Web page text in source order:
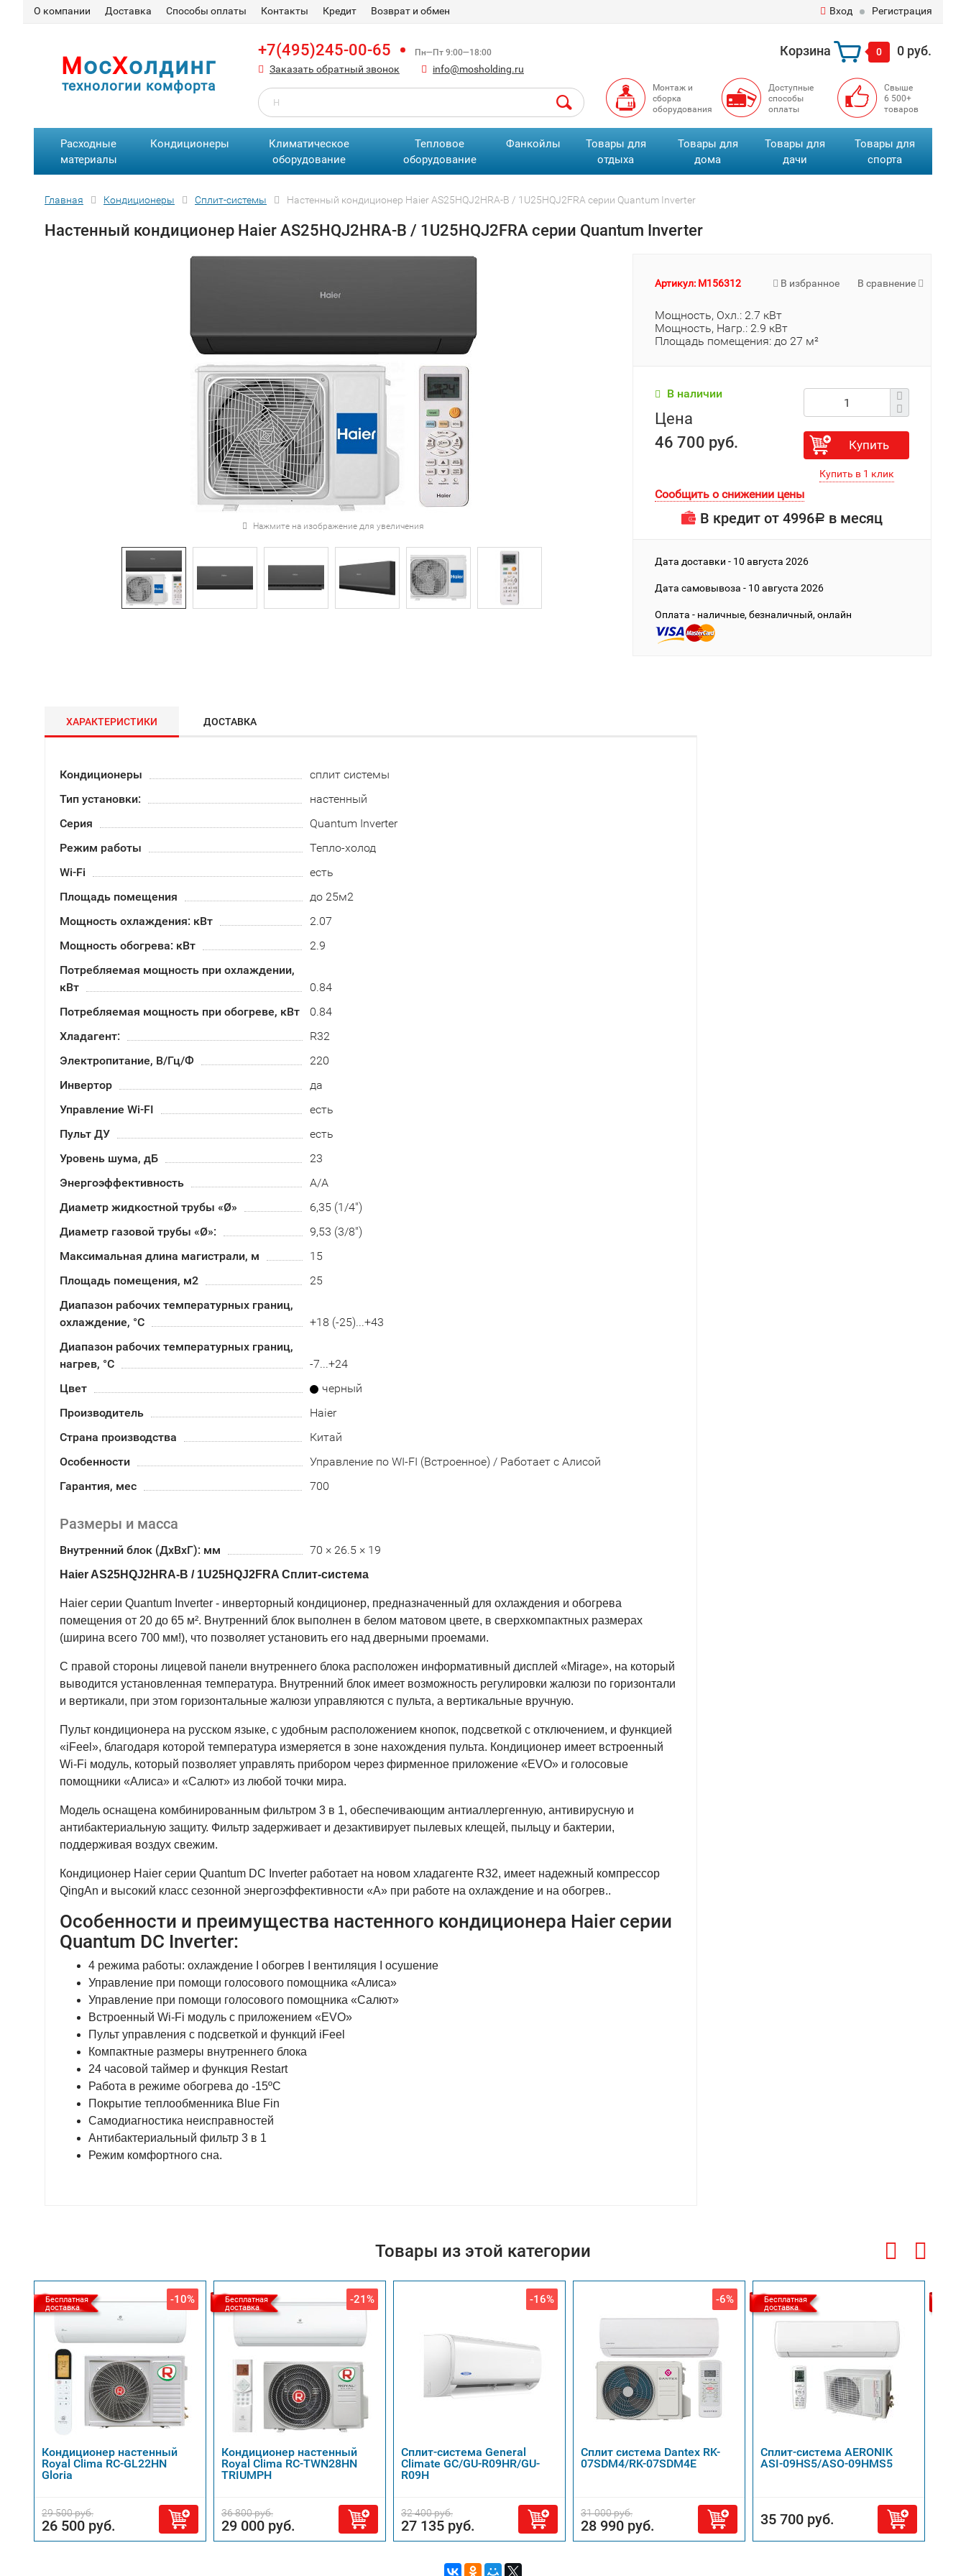
О компании Доставка Способы оплаты Контакты Кредит Возврат и обмен Вход Регистрация
МосХолдинг
технологии комфорта
+7(495)245-00-65 Пн—Пт 9:00—18:00
Заказать обратный звонок info@mosholding.ru
Корзина 0 0 руб.
Монтаж и
сборка
оборудования
Доступные
способы
оплаты
Свыше
6 500+
товаров
Расходные
материалы
Кондиционеры
Климатическое
оборудование
Тепловое
оборудование
Фанкойлы
Товары для
отдыха
Товары для
дома
Товары для
дачи
Товары для
спорта
Главная Кондиционеры Сплит-сиcтемы Настенный кондиционер Haier AS25HQJ2HRA-B / 1U25HQJ2FRA серии Quantum Inverter
Настенный кондиционер Haier AS25HQJ2HRA-B / 1U25HQJ2FRA серии Quantum Inverter
Нажмите на изображение для увеличения
В избранное В сравнение
Артикул: M156312
Мощность, Охл.: 2.7 кВт
Мощность, Нагр.: 2.9 кВт
Площадь помещения: до 27 м²
В наличии
Цена
46 700 руб.
Купить
Сообщить о снижении цены
В кредит от4996Р в месяц
Дата доставки - 10 августа 2026
Дата cамовывоза - 10 августа 2026
Оплата - наличные, безналичный, онлайн
ХАРАКТЕРИСТИКИ ДОСТАВКА
Кондиционеры
сплит системы
Тип установки:
настенный
Серия
Quantum Inverter
Режим работы
Тепло-холод
Wi-Fi
есть
Площадь помещения
до 25м2
Мощность охлаждения: кВт
2.07
Мощность обогрева: кВт
2.9
Потребляемая мощность при охлаждении,
кВт
0.84
Потребляемая мощность при обогреве, кВт
0.84
Хладагент:
R32
Электропитание, В/Гц/Ф
220
Инвертор
да
Управление Wi-FI
есть
Пульт ДУ
есть
Уровень шума, дБ
23
Энергоэффективность
А/А
Диаметр жидкостной трубы «Ø»
6,35 (1/4")
Диаметр газовой трубы «Ø»:
9,53 (3/8")
Максимальная длина магистрали, м
15
Площадь помещения, м2
25
Диапазон рабочих температурных границ,
охлаждение, °C
+18 (-25)...+43
Диапазон рабочих температурных границ,
нагрев, °C
-7...+24
Цвет
черный
Производитель
Haier
Страна производства
Китай
Особенности
Управление по WI-FI (Встроенное) / Работает с Алисой
Гарантия, мес
700
Размеры и масса
Внутренний блок (ДхВхГ): мм 70 × 26.5 × 19
Haier AS25HQJ2HRA-B / 1U25HQJ2FRA Сплит-система
Haier серии Quantum Inverter - инверторный кондиционер, предназначенный для охлаждения и обогрева
помещения от 20 до 65 м². Внутренний блок выполнен в белом матовом цвете, в сверхкомпактных размерах
(ширина всего 700 мм!), что позволяет установить его над дверными проемами.
С правой стороны лицевой панели внутреннего блока расположен информативный дисплей «Mirage», на который
выводится установленная температура. Внутренний блок имеет возможность регулировки жалюзи по горизонтали
и вертикали, при этом горизонтальные жалюзи управляются с пульта, а вертикальные вручную.
Пульт кондиционера на русском языке, с удобным расположением кнопок, подсветкой с отключением, и функцией
«iFeel», благодаря которой температура измеряется в зоне нахождения пульта. Кондиционер имеет встроенный
Wi-Fi модуль, который позволяет управлять прибором через фирменное приложение «EVO» и голосовые
помощники «Алиса» и «Салют» из любой точки мира.
Модель оснащена комбинированным фильтром 3 в 1, обеспечивающим антиаллергенную, антивирусную и
антибактериальную защиту. Фильтр задерживает и дезактивирует пылевых клещей, пыльцу и бактерии,
поддерживая воздух свежим.
Кондиционер Haier серии Quantum DC Inverter работает на новом хладагенте R32, имеет надежный компрессор
QingAn и высокий класс сезонной энергоэффективности «А» при работе на охлаждение и на обогрев..
Особенности и преимущества настенного кондиционера Haier серии
Quantum DC Inverter:
4 режима работы: охлаждение I обогрев I вентиляция I осушение
Управление при помощи голосового помощника «Алиса»
Управление при помощи голосового помощника «Салют»
Встроенный Wi-Fi модуль с приложением «EVO»
Пульт управления с подсветкой и функций iFeel
Компактные размеры внутреннего блока
24 часовой таймер и функция Restart
Работа в режиме обогрева до -15ºС
Покрытие теплообменника Blue Fin
Самодиагностика неисправностей
Антибактериальный фильтр 3 в 1
Режим комфортного сна.
Товары из этой категории
Бесплатная
доставка
-10%
Кондиционер настенный
Royal Clima RC-GL22HN
Gloria
29 500 руб.
26 500 руб.
Бесплатная
доставка
-21%
Кондиционер настенный
Royal Clima RC-TWN28HN
TRIUMPH
36 800 руб.
29 000 руб.
-16%
Сплит-система General
Climate GC/GU-R09HR/GU-
R09H
32 400 руб.
27 135 руб.
-6%
Сплит система Dantex RK-
07SDM4/RK-07SDM4E
31 000 руб.
28 990 руб.
Бесплатная
доставка
Сплит-система AERONIK
ASI-09HS5/ASO-09HMS5
35 700 руб.